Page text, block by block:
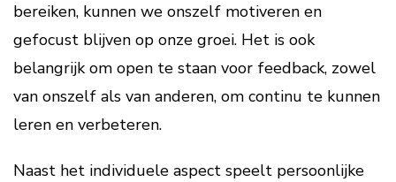
bereiken, kunnen we onszelf motiveren en
gefocust blijven op onze groei. Het is ook
belangrijk om open te staan voor feedback, zowel
van onszelf als van anderen, om continu te kunnen
leren en verbeteren.
Naast het individuele aspect speelt persoonlijke